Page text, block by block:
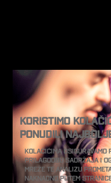
Koristimo
ponudili
Kolačićima
prilagodbu sadržaja i
mreže te analizu
naknadno putem